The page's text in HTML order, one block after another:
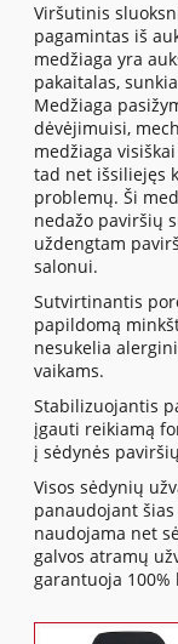
Viršutinis
pagamintas iš
medžiaga yra
pakaitalas,
Medžiaga
dėvėjimuisi,
medžiaga
tad net išsiliejęs
problemų. Ši
nedažo paviršių
uždengtam
salonui.
Sutvirtinantis
papildomą
nesukelia
vaikams.
Stabilizuojantis
įgauti reikiamą
į sėdynės
Visos sėdynių
panaudojant
naudojama net
galvos atramų
garantuoja 100%